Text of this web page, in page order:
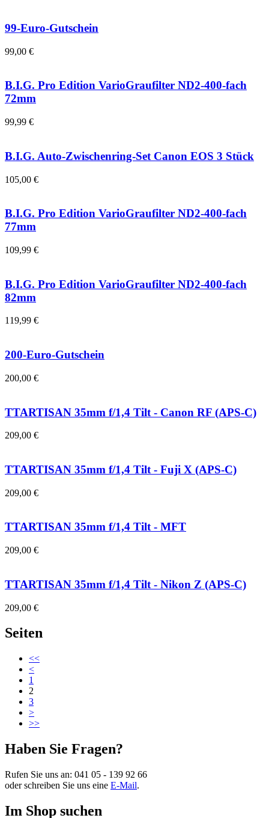
99-Euro-Gutschein
99,00 €
B.I.G. Pro Edition VarioGraufilter ND2-400-fach
72mm
99,99 €
B.I.G. Auto-Zwischenring-Set Canon EOS 3 Stück
105,00 €
B.I.G. Pro Edition VarioGraufilter ND2-400-fach
77mm
109,99 €
B.I.G. Pro Edition VarioGraufilter ND2-400-fach
82mm
119,99 €
200-Euro-Gutschein
200,00 €
TTARTISAN 35mm f/1,4 Tilt - Canon RF (APS-C)
209,00 €
TTARTISAN 35mm f/1,4 Tilt - Fuji X (APS-C)
209,00 €
TTARTISAN 35mm f/1,4 Tilt - MFT
209,00 €
TTARTISAN 35mm f/1,4 Tilt - Nikon Z (APS-C)
209,00 €
Seiten
<<
<
1
2
3
>
>>
Haben Sie Fragen?
Rufen Sie uns an: 041 05 - 139 92 66
oder schreiben Sie uns eine E-Mail.
Im Shop suchen